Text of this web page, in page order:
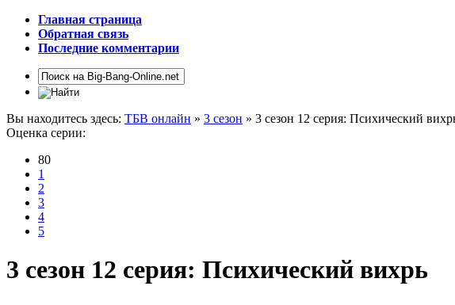
Главная страница
Обратная связь
Последние комментарии
Вы находитесь здесь: ТБВ онлайн » 3 сезон » 3 сезон 12 серия: Психический
Оценка серии:
80
1
2
3
4
5
3 сезон 12 серия: Психический вихрь